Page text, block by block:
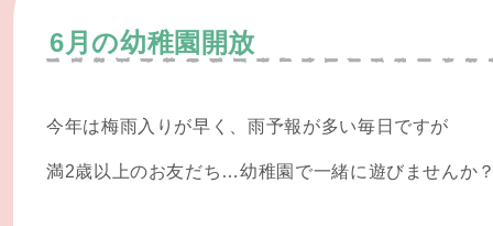
6月の幼稚園開放
今年は梅雨入りが早く、雨予報が多い毎日ですが
満2歳以上のお友だち…幼稚園で一緒に遊びませんか